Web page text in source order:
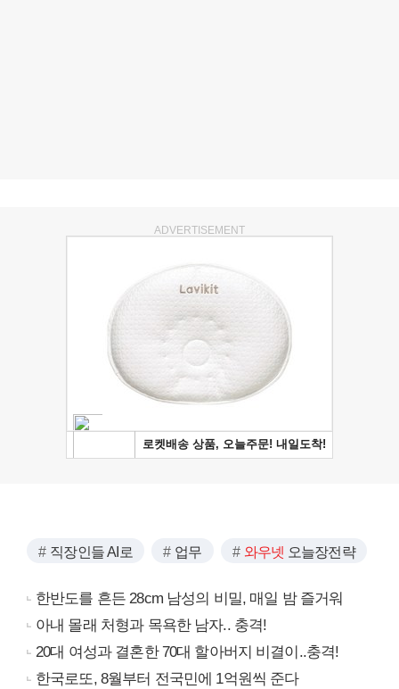
ADVERTISEMENT
직장인들 AI로 업무 와우넷 오늘장전략
한반도를 흔든 28cm 남성의 비밀, 매일 밤 즐거워
아내 몰래 처형과 목욕한 남자.. 충격!
20대 여성과 결혼한 70대 할아버지 비결이..충격!
한국로또, 8월부터 전국민에 1억원씩 준다